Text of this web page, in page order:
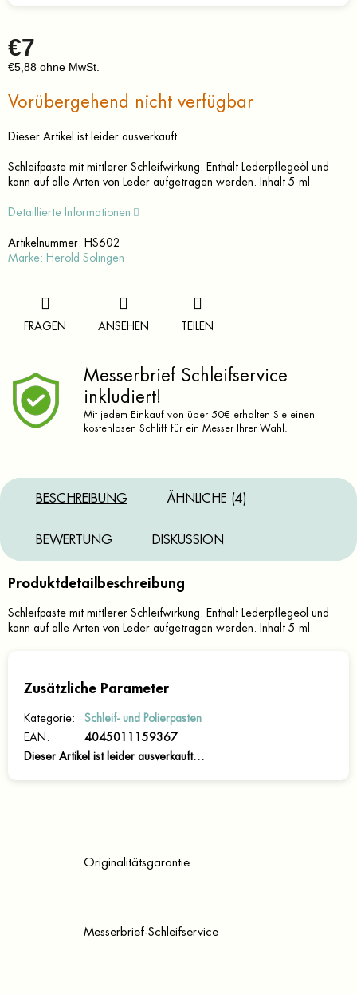
€7
€5,88 ohne MwSt.
Vorübergehend nicht verfügbar
Dieser Artikel ist leider ausverkauft…
Schleifpaste mit mittlerer Schleifwirkung. Enthält Lederpflegeöl und
kann auf alle Arten von Leder aufgetragen werden. Inhalt 5 ml.
Detaillierte Informationen
Artikelnummer: HS602
Marke: Herold Solingen
FRAGEN ANSEHEN TEILEN
Messerbrief Schleifservice
inkludiert!
Mit jedem Einkauf von über 50€ erhalten Sie einen
kostenlosen Schliff für ein Messer Ihrer Wahl.
BESCHREIBUNG ÄHNLICHE (4)
BEWERTUNG DISKUSSION
Produktdetailbeschreibung
Schleifpaste mit mittlerer Schleifwirkung. Enthält Lederpflegeöl und
kann auf alle Arten von Leder aufgetragen werden. Inhalt 5 ml.
Zusätzliche Parameter
Kategorie:
Schleif- und Polierpasten
EAN :
4045011159367
Dieser Artikel ist leider ausverkauft…
Originalitätsgarantie
Messerbrief-Schleifservice